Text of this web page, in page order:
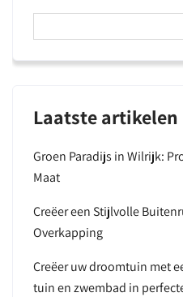
Laatste artikelen
Groen Paradijs in Wilrijk:
Maat
Creëer een Stijlvolle
Overkapping
Creëer uw droomtuin met
tuin en zwembad in